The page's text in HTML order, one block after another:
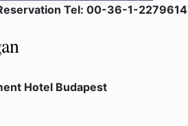
Tel: 00-36-1-2279614
Hotel Budapest